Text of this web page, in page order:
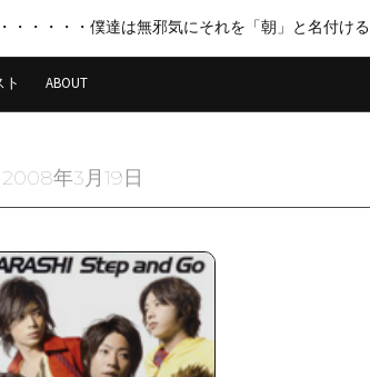
・・・・・僕達は無邪気にそれを「朝」と名付ける
ABOUT
2008年3月19日